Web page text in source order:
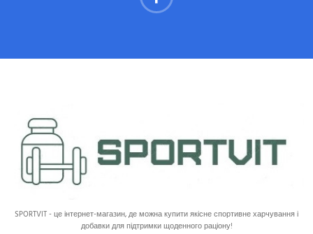
SPORTVIT - це інтернет-магазин, де можна купити якісне спортивне харчування і
добавки для підтримки щоденного раціону!